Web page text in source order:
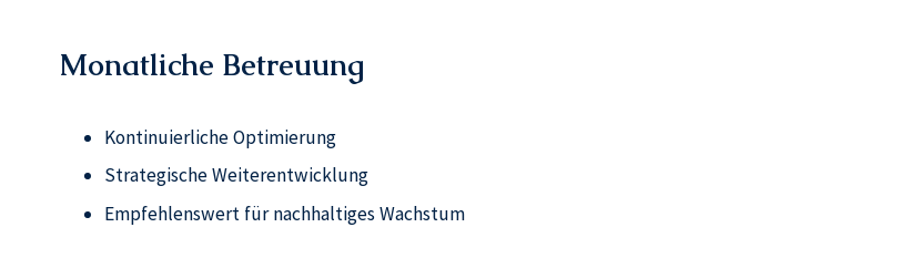
Monatliche Betreuung
Kontinuierliche Optimierung
Strategische Weiterentwicklung
Empfehlenswert für nachhaltiges Wachstum